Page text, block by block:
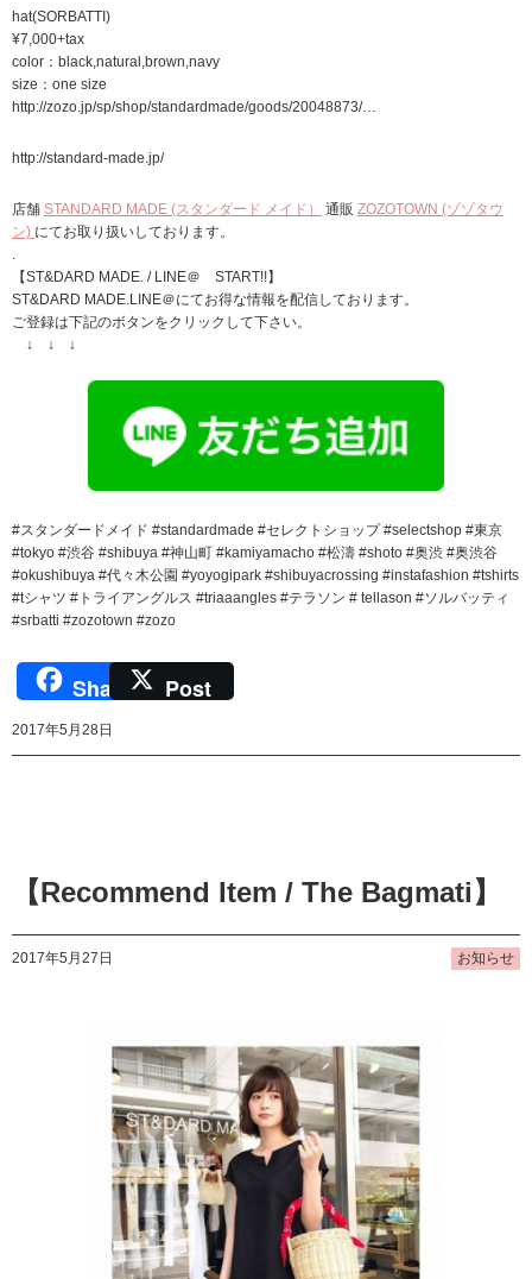
hat(SORBATTI)
¥7,000+tax
color：black,natural,brown,navy
size：one size
http://zozo.jp/sp/shop/standardmade/goods/20048873/…
http://standard-made.jp/
店舗 STANDARD MADE (スタンダード メイド） 通販 ZOZOTOWN (ゾゾタウ
ン) にてお取り扱いしております。
.
【ST&DARD MADE. / LINE＠ START!!】
ST&DARD MADE.LINE＠にてお得な情報を配信しております。
ご登録は下記のボタンをクリックして下さい。
↓ ↓ ↓
#スタンダードメイド #standardmade #セレクトショップ #selectshop #東京
#tokyo #渋谷 #shibuya #神山町 #kamiyamacho #松濤 #shoto #奥渋 #奥渋谷
#okushibuya #代々木公園 #yoyogipark #shibuyacrossing #instafashion #tshirts
#tシャツ #トライアングルス #triaaangles #テラソン # tellason #ソルバッティ
#srbatti #zozotown #zozo
Share Post
2017年5月28日
【Recommend Item / The Bagmati】
2017年5月27日 お知らせ